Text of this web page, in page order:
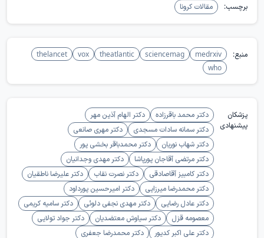
برچسب: مقالات کرونا
منبع: medrxiv
sciencemag
theatlantic
vox
thelancet
who
پزشکان
پیشنهادی
دکتر محمد باقرزاده
دکتر الهام آذین مهر
دکتر سمانه سادات مسجدی
دکتر مهری صانعی
دکتر شهاب نوریان
دکتر محمدباقر بخشی پور
دکتر مرتضی آقاجان پورپاشا
دکتر مهدی وجدانیان
دکتر کامبیز آقاصادقی
دکتر نصرت نقاب
دکتر علیرضا ناطقیان
دکتر محمدرضا میرزایی
دکتر امیرحسین پورداود
دکتر عادل رضایی
دکتر مهدی نجفی دلوئی
دکتر سامیه کریمی
معصومه قزل
دکتر سیاوش معتضدیان
دکتر جواد تولایی
دکتر علی اکبر کدیور
دکتر محمدرضا جعفری